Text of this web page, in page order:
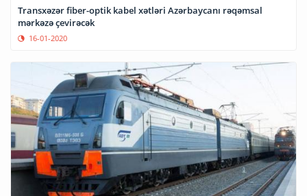
Transxəzər fiber-optik kabel xətləri Azərbaycanı rəqəmsal
mərkəzə çevirəcək
16-01-2020